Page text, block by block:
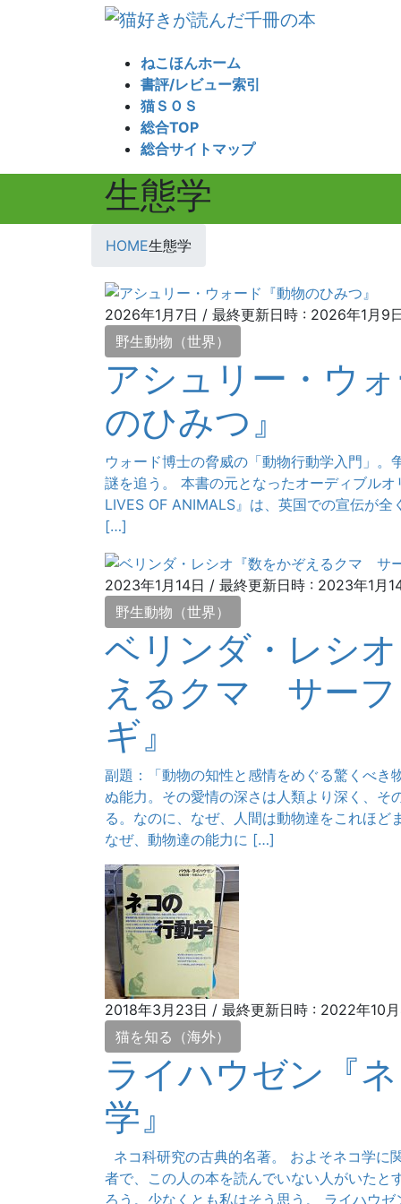
ねこほんホーム
書評/レビュー索引
猫ＳＯＳ
総合TOP
総合サイトマップ
生態学
HOME生態学
2026年1月7日 / 最終更新日時 : 2026年1月9
野生動物（世界）
アシュリー・ウ
のひみつ』
ウォード博士の脅威の「動物行動学入門」。
謎を追う。 本書の元となったオーディブル
LIVES OF ANIMALS』は、英国での宣伝が全
[…]
2023年1月14日 / 最終更新日時 : 2023年1月
野生動物（世界）
ベリンダ・レシ
えるクマ サーフ
ギ』
副題：「動物の知性と感情をめぐる驚くべき
ぬ能力。その愛情の深さは人類より深く、そ
る。なのに、なぜ、人間は動物達をこれほど
なぜ、動物達の能力に […]
2018年3月23日 / 最終更新日時 : 2022年10
猫を知る（海外）
ライハウゼン『
学』
ネコ科研究の古典的名著。 およそネコ学に
者で、この人の本を読んでいない人がいたと
ろう。少なくとも私はそう思う。 ライハウゼ